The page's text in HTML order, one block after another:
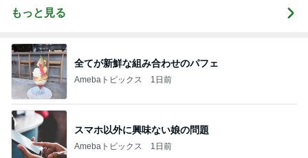
もっと見る
全てが新鮮な組み合わせのパフェ
Amebaトピックス 1日前
スマホ以外に興味ない娘の問題
Amebaトピックス 1日前